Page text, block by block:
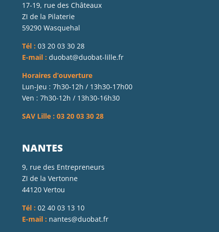
17-19, rue des Châteaux
ZI de la Pilaterie
59290 Wasquehal
Tél : 03 20 03 30 28
E-mail : duobat@duobat-lille.fr
Horaires d’ouverture
Lun-Jeu : 7h30-12h / 13h30-17h00
Ven : 7h30-12h / 13h30-16h30
SAV Lille : 03 20 03 30 28
NANTES
9, rue des Entrepreneurs
ZI de la Vertonne
44120 Vertou
Tél : 02 40 03 13 10
E-mail : nantes@duobat.fr